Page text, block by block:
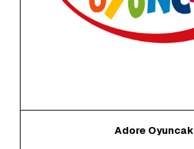
Adore Oyuncak